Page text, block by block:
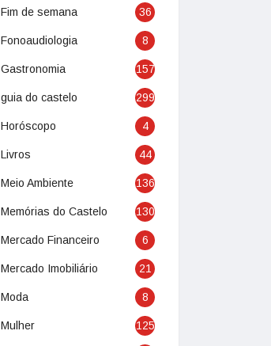
Fim de semana 36
Fonoaudiologia 8
Gastronomia 157
guia do castelo 299
Horóscopo 4
Livros 44
Meio Ambiente 136
Memórias do Castelo 130
Mercado Financeiro 6
Mercado Imobiliário 21
Moda 8
Mulher 125